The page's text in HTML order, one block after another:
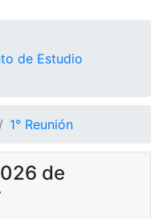
de Estudio
1° Reunión
de